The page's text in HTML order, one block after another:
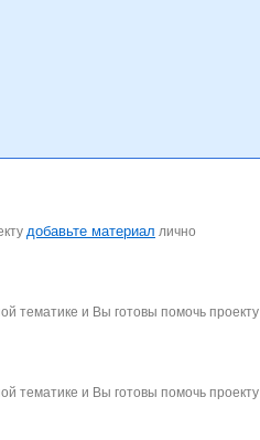
добавьте материал лично
тематике и Вы готовы помочь проекту
тематике и Вы готовы помочь проекту